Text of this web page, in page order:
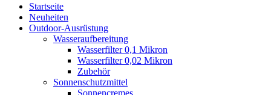
Startseite
Neuheiten
Outdoor-Ausrüstung
Wasseraufbereitung
Wasserfilter 0,1 Mikron
Wasserfilter 0,02 Mikron
Zubehör
Sonnenschutzmittel
Sonnencremes